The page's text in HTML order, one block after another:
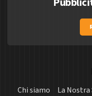
Chi siamo La Nostra